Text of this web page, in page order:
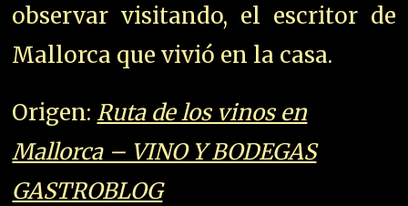
observar visitando, el escritor de
Mallorca que vivió en la casa.
Origen: Ruta de los vinos en
Mallorca – VINO Y BODEGAS
GASTROBLOG